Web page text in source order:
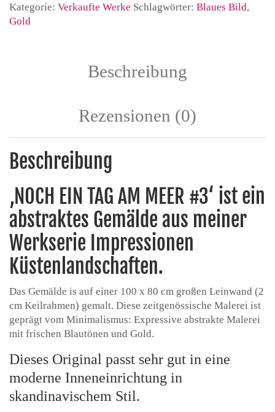
Kategorie: Verkaufte Werke Schlagwörter: Blaues Bild,
Gold
Beschreibung
Rezensionen (0)
Beschreibung
‚NOCH EIN TAG AM MEER #3‘ ist ein
abstraktes Gemälde aus meiner
Werkserie Impressionen
Küstenlandschaften.
Das Gemälde is auf einer 100 x 80 cm großen Leinwand (2
cm Keilrahmen) gemalt. Diese zeitgenössische Malerei ist
geprägt vom Minimalismus: Expressive abstrakte Malerei
mit frischen Blautönen und Gold.
Dieses Original passt sehr gut in eine
moderne Inneneinrichtung in
skandinavischem Stil.